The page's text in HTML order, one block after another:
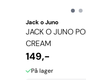
Jack o Juno
JACK O JUNO
CREAM
149,-
På lager